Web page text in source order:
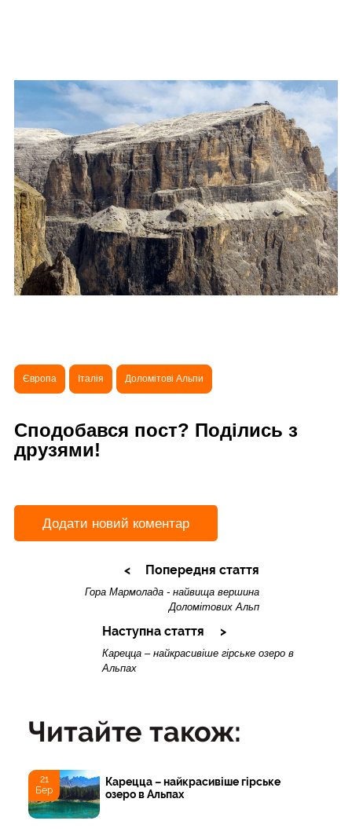
Європа Італія Доломітові Альпи
Сподобався пост? Поділись з
друзями!
Додати новий коментар
Попередня стаття
Гора Мармолада - найвища вершина
Доломітових Альп
Наступна стаття
Карецца – найкрасивіше гірське озеро в
Альпах
Читайте також:
21
Бер
Карецца – найкрасивіше гірське
озеро в Альпах